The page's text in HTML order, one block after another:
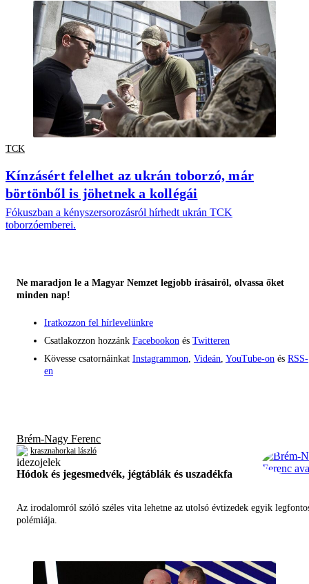
TCK
Kínzásért felelhet az ukrán toborzó, már
börtönből is jöhetnek a kollégái
Fókuszban a kényszersorozásról hírhedt ukrán TCK
toborzóemberei.
Ne maradjon le a Magyar Nemzet legjobb írásairól, olvassa őket
minden nap!
Iratkozzon fel hírlevelünkre
Csatlakozzon hozzánk Facebookon és Twitteren
Kövesse csatornáinkat Instagrammon, Videán, YouTube-on és RSS-
en
Brém-Nagy Ferenc
krasznahorkai lászló
Hódok és jegesmedvék, jégtáblák és uszadékfa
Az irodalomról szóló széles vita lehetne az utolsó évtizedek egyik
polémiája.